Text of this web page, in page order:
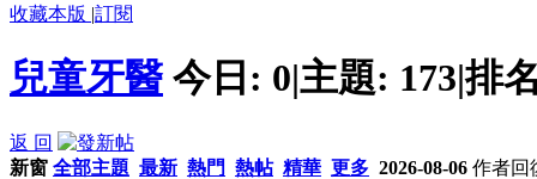
收藏本版 |訂閱
兒童牙醫 今日: 0|主題: 173|排
返 回
新窗 全部主題 最新 熱門 熱帖 精華 更多 2026-08-06 作者回